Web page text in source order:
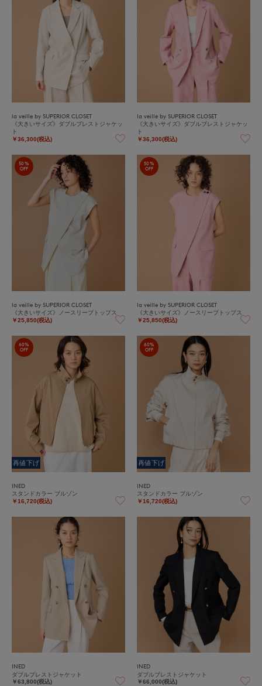
la veille by SUPERIOR CLOSET
《大きいサイズ》ダブルブレストジャケッ
ト
￥36,300(税込)
la veille by SUPERIOR CLOSET
《大きいサイズ》ダブルブレストジャケッ
ト
￥36,300(税込)
50%
OFF
la veille by SUPERIOR CLOSET
《大きいサイズ》ノースリーブトップス
￥25,850(税込)
50%
OFF
la veille by SUPERIOR CLOSET
《大きいサイズ》ノースリーブトップス
￥25,850(税込)
60%
OFF
再値下げ
INED
スタンドカラー ブルゾン
￥16,720(税込)
60%
OFF
再値下げ
INED
スタンドカラー ブルゾン
￥16,720(税込)
INED
ダブルブレストジャケット
￥63,800(税込)
INED
ダブルブレストジャケット
￥66,000(税込)